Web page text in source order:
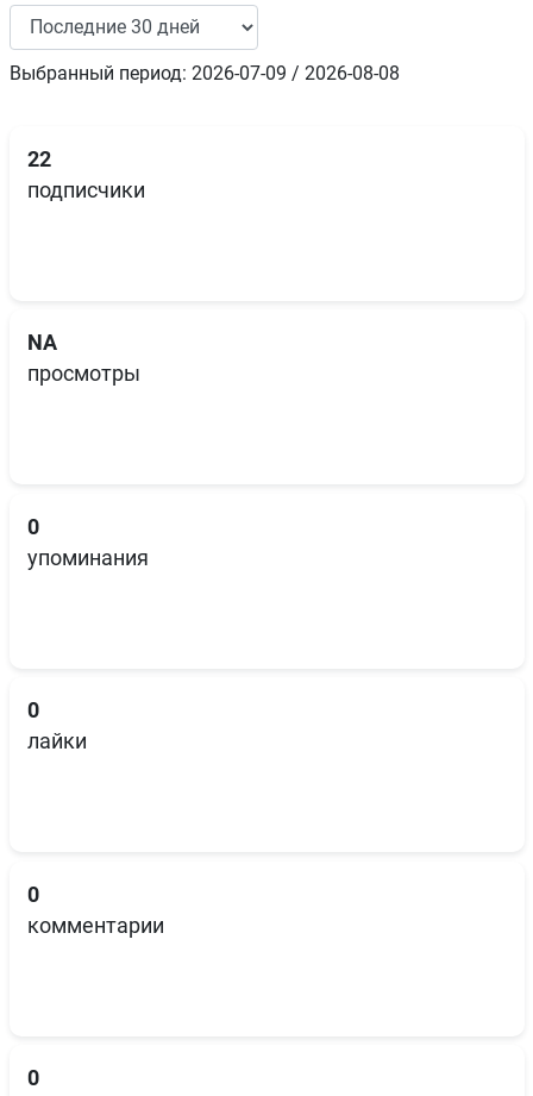
Выбранный период: 2026-07-09 / 2026-08-08
22
подписчики
NA
просмотры
0
упоминания
0
лайки
0
комментарии
0